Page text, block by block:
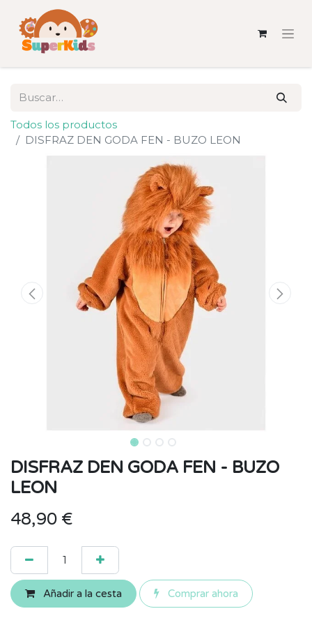
Todos los productos
DISFRAZ DEN GODA FEN - BUZO LEON
DISFRAZ DEN GODA FEN - BUZO
LEON
48,90 €
Añadir a la cesta Comprar ahora